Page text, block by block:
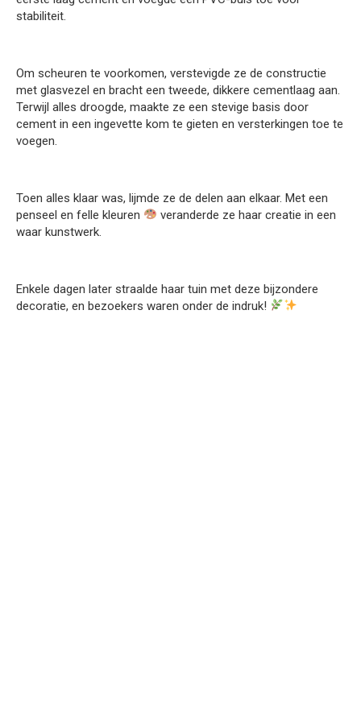
stabiliteit.
Om scheuren te voorkomen, verstevigde ze de constructie
met glasvezel en bracht een tweede, dikkere cementlaag aan.
Terwijl alles droogde, maakte ze een stevige basis door
cement in een ingevette kom te gieten en versterkingen toe te
voegen.
Toen alles klaar was, lijmde ze de delen aan elkaar. Met een
penseel en felle kleuren
veranderde ze haar creatie in een
waar kunstwerk.
Enkele dagen later straalde haar tuin met deze bijzondere
decoratie, en bezoekers waren onder de indruk!